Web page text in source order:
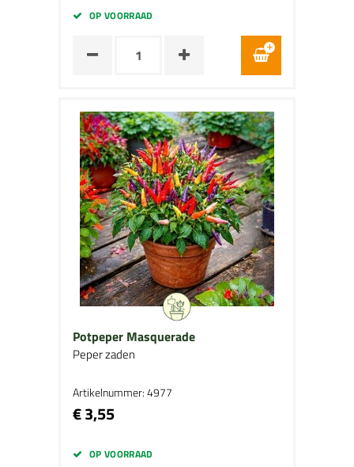
OP VOORRAAD
Potpeper Masquerade
Peper zaden
Artikelnummer: 4977
€ 3,55
OP VOORRAAD